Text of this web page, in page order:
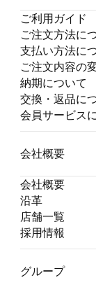
ご利用ガイド
ご注文方法に
支払い方法に
ご注文内容の
納期について
交換・返品に
会員サービス
会社概要
会社概要
沿革
店舗一覧
採用情報
グループ